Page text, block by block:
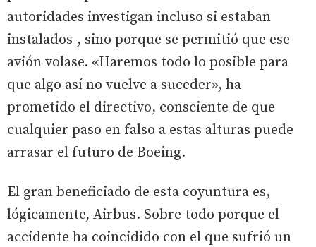
autoridades investigan incluso si estaban
instalados-, sino porque se permitió que ese
avión volase. «Haremos todo lo posible para
que algo así no vuelve a suceder», ha
prometido el directivo, consciente de que
cualquier paso en falso a estas alturas puede
arrasar el futuro de Boeing.
El gran beneficiado de esta coyuntura es,
lógicamente, Airbus. Sobre todo porque el
accidente ha coincidido con el que sufrió un